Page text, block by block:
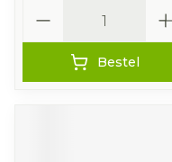
Bestel